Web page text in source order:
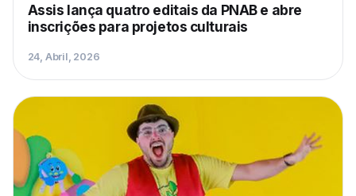
Assis lança quatro editais da PNAB e abre
inscrições para projetos culturais
24, Abril, 2026